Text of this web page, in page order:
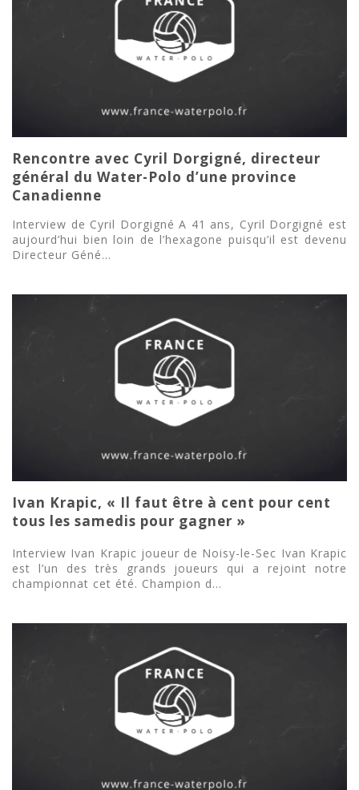
Rencontre avec Cyril Dorgigné, directeur
général du Water-Polo d’une province
Canadienne
Interview de Cyril Dorgigné A 41 ans, Cyril Dorgigné est
aujourd’hui bien loin de l’hexagone puisqu’il est devenu
Directeur Géné...
Ivan Krapic, « Il faut être à cent pour cent
tous les samedis pour gagner »
Interview Ivan Krapic joueur de Noisy-le-Sec Ivan Krapic
est l’un des très grands joueurs qui a rejoint notre
championnat cet été. Champion d...